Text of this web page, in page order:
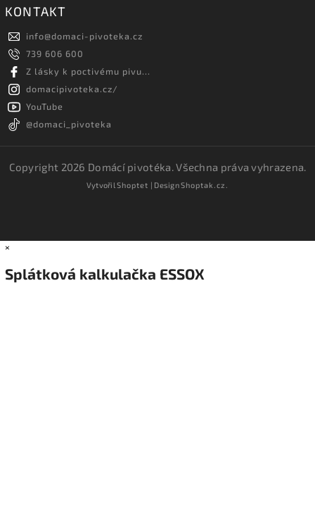
KONTAKT
info@domaci-pivoteka.cz
739 606 600
Z lásky k poctivému pivu...
domacipivoteka.cz/
YouTube
@domaci_pivoteka
Copyright 2026 Domácí pivotéka. Všechna práva vyhrazena.
VytvořilShoptet | DesignShoptak.cz.
×
Splátková kalkulačka ESSOX